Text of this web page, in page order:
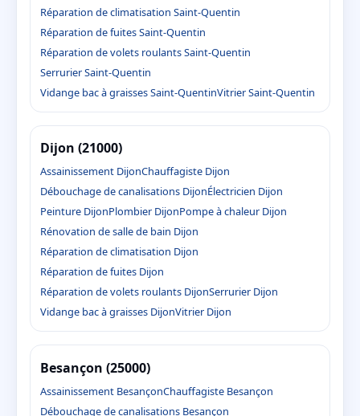
Réparation de climatisation Saint-Quentin
Réparation de fuites Saint-Quentin
Réparation de volets roulants Saint-Quentin
Serrurier Saint-Quentin
Vidange bac à graisses Saint-QuentinVitrier Saint-Quentin
Dijon (21000)
Assainissement DijonChauffagiste Dijon
Débouchage de canalisations DijonÉlectricien Dijon
Peinture DijonPlombier DijonPompe à chaleur Dijon
Rénovation de salle de bain Dijon
Réparation de climatisation Dijon
Réparation de fuites Dijon
Réparation de volets roulants DijonSerrurier Dijon
Vidange bac à graisses DijonVitrier Dijon
Besançon (25000)
Assainissement BesançonChauffagiste Besançon
Débouchage de canalisations Besançon